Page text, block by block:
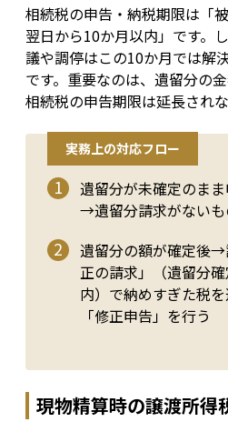
相続税の申告・納税期限は「
翌日から10か月以内」です。
議や調停はこの10か月では解
です。重要なのは、遺留分の
相続税の申告期限は延長され
実務上の対応フロー
遺留分が未確定のま
→遺留分請求がない
遺留分の額が確定後
正の請求」（遺留分
内）で納めすぎた税
「修正申告」を行う
現物精算時の譲渡所得